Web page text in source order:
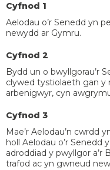
Cyfnod 1
Aelodau o’r Senedd yn
newydd ar Gymru.
Cyfnod 2
Bydd un o bwyllgorau’r
clywed tystiolaeth gan y
arbenigwyr, cyn
Cyfnod 3
Mae’r Aelodau’n cwrdd
holl Aelodau o’r Senedd
adroddiad y pwyllgor a’r
trafod ac yn gwneud